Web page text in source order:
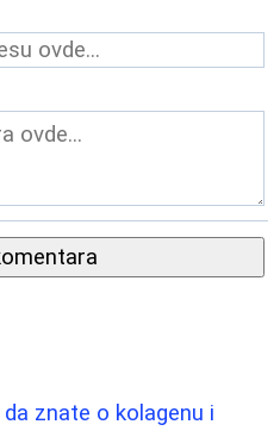
znate o kolagenu i